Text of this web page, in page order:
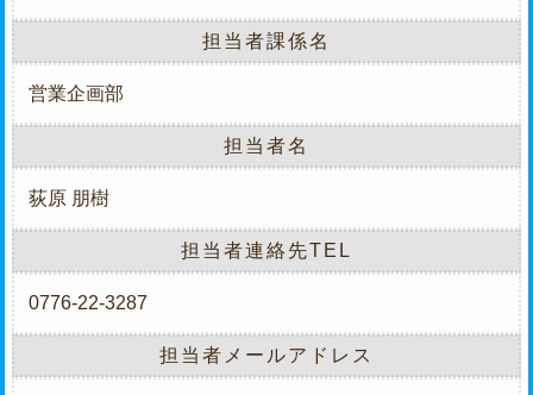
担当者課係名
営業企画部
担当者名
荻原 朋樹
担当者連絡先TEL
0776-22-3287
担当者メールアドレス